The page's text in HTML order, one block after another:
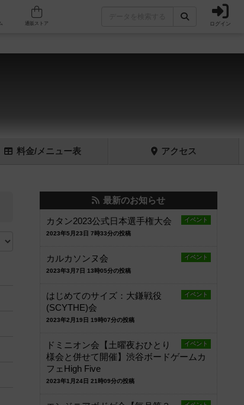
人気ボードゲーム ログイン
料金/メニュー表 アクセス
最新のお知らせ
イベント
カタン2023公式日本選手権大会
2023年5月23日 7時33分の投稿
イベント
カルカソンヌ会
2023年3月7日 13時05分の投稿
イベント
はじめてのサイズ：大鎌戦役
(SCYTHE)会
2023年2月19日 19時07分の投稿
イベント
ドミニオン会【土曜夜おひとり
様会と併せて開催】渋谷ボードゲームカ
フェHigh Five
2023年1月24日 21時09分の投稿